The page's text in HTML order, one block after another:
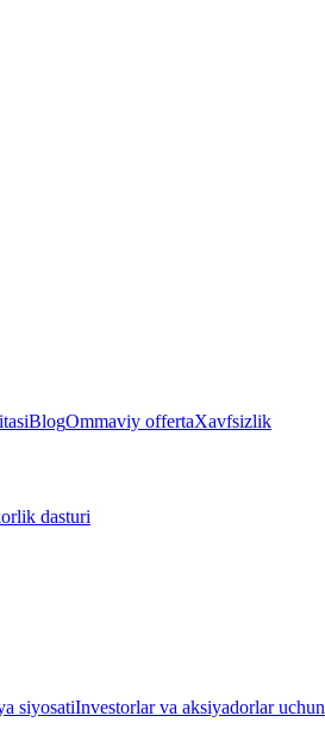
BlogOmmaviy offertaXavfsizlik
dasturi
siyosatiInvestorlar va aksiyadorlar uchun